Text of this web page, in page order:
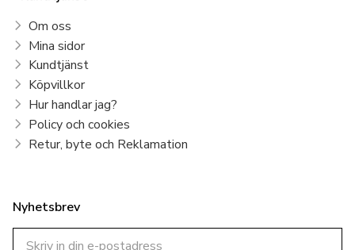
Om oss
Mina sidor
Kundtjänst
Köpvillkor
Hur handlar jag?
Policy och cookies
Retur, byte och Reklamation
Nyhetsbrev